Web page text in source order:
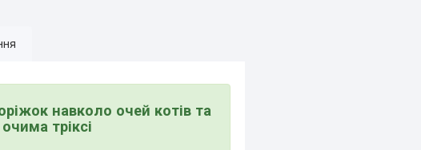
навколо очей котів та
тріксі